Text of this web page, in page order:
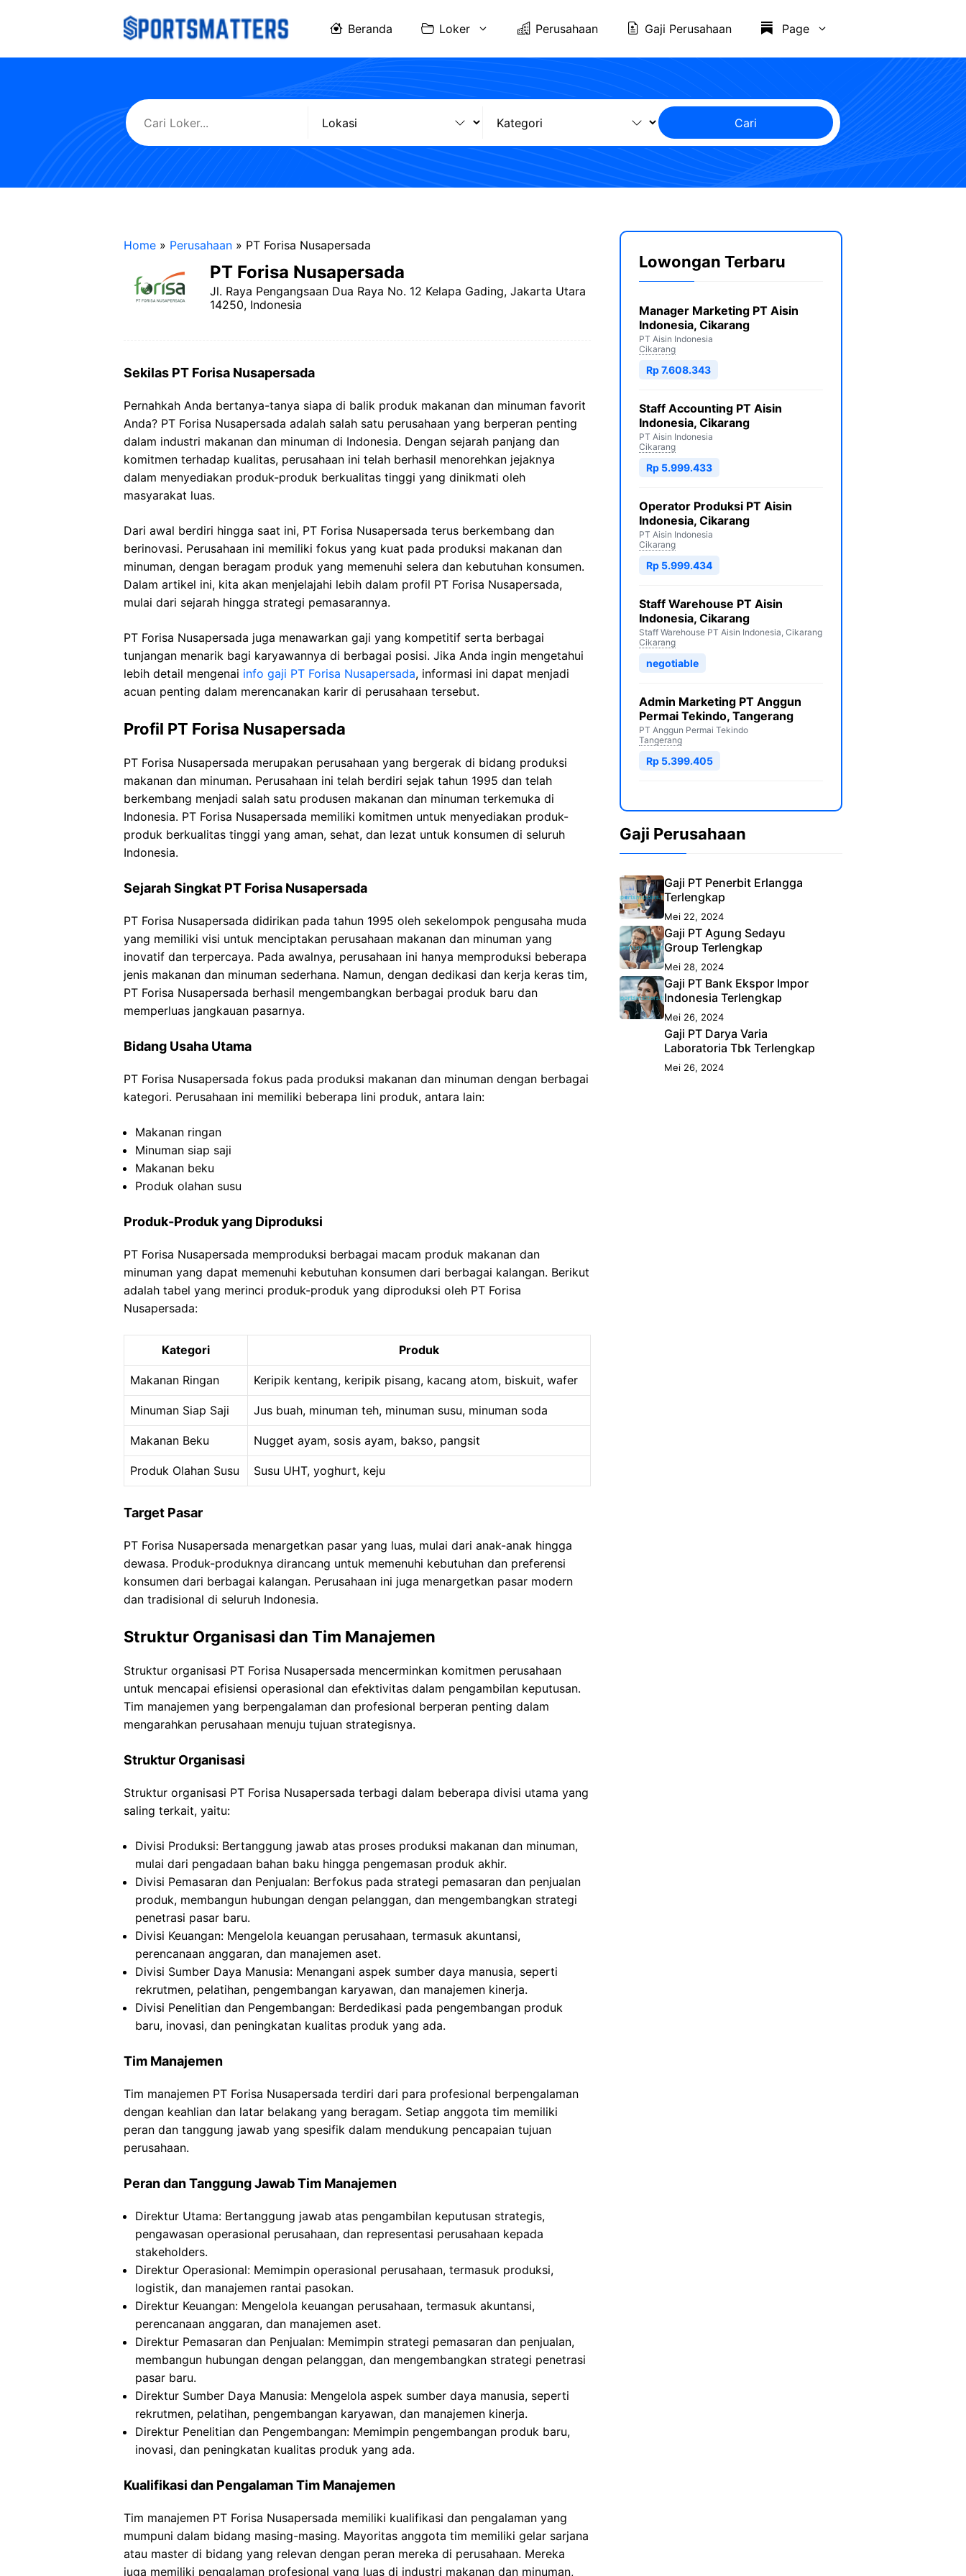
Beranda Loker Perusahaan Gaji Perusahaan Page
Cari
Home » Perusahaan » PT Forisa Nusapersada
PT Forisa Nusapersada
Jl. Raya Pengangsaan Dua Raya No. 12 Kelapa Gading, Jakarta Utara
14250, Indonesia
Sekilas PT Forisa Nusapersada
Pernahkah Anda bertanya-tanya siapa di balik produk makanan dan minuman favorit
Anda? PT Forisa Nusapersada adalah salah satu perusahaan yang berperan penting
dalam industri makanan dan minuman di Indonesia. Dengan sejarah panjang dan
komitmen terhadap kualitas, perusahaan ini telah berhasil menorehkan jejaknya
dalam menyediakan produk-produk berkualitas tinggi yang dinikmati oleh
masyarakat luas.
Dari awal berdiri hingga saat ini, PT Forisa Nusapersada terus berkembang dan
berinovasi. Perusahaan ini memiliki fokus yang kuat pada produksi makanan dan
minuman, dengan beragam produk yang memenuhi selera dan kebutuhan konsumen.
Dalam artikel ini, kita akan menjelajahi lebih dalam profil PT Forisa Nusapersada,
mulai dari sejarah hingga strategi pemasarannya.
PT Forisa Nusapersada juga menawarkan gaji yang kompetitif serta berbagai
tunjangan menarik bagi karyawannya di berbagai posisi. Jika Anda ingin mengetahui
lebih detail mengenai info gaji PT Forisa Nusapersada, informasi ini dapat menjadi
acuan penting dalam merencanakan karir di perusahaan tersebut.
Profil PT Forisa Nusapersada
PT Forisa Nusapersada merupakan perusahaan yang bergerak di bidang produksi
makanan dan minuman. Perusahaan ini telah berdiri sejak tahun 1995 dan telah
berkembang menjadi salah satu produsen makanan dan minuman terkemuka di
Indonesia. PT Forisa Nusapersada memiliki komitmen untuk menyediakan produk-
produk berkualitas tinggi yang aman, sehat, dan lezat untuk konsumen di seluruh
Indonesia.
Sejarah Singkat PT Forisa Nusapersada
PT Forisa Nusapersada didirikan pada tahun 1995 oleh sekelompok pengusaha muda
yang memiliki visi untuk menciptakan perusahaan makanan dan minuman yang
inovatif dan terpercaya. Pada awalnya, perusahaan ini hanya memproduksi beberapa
jenis makanan dan minuman sederhana. Namun, dengan dedikasi dan kerja keras tim,
PT Forisa Nusapersada berhasil mengembangkan berbagai produk baru dan
memperluas jangkauan pasarnya.
Bidang Usaha Utama
PT Forisa Nusapersada fokus pada produksi makanan dan minuman dengan berbagai
kategori. Perusahaan ini memiliki beberapa lini produk, antara lain:
Makanan ringan
Minuman siap saji
Makanan beku
Produk olahan susu
Produk-Produk yang Diproduksi
PT Forisa Nusapersada memproduksi berbagai macam produk makanan dan
minuman yang dapat memenuhi kebutuhan konsumen dari berbagai kalangan. Berikut
adalah tabel yang merinci produk-produk yang diproduksi oleh PT Forisa
Nusapersada:
Kategori Produk
Makanan Ringan Keripik kentang, keripik pisang, kacang atom, biskuit, wafer
Minuman Siap Saji Jus buah, minuman teh, minuman susu, minuman soda
Makanan Beku Nugget ayam, sosis ayam, bakso, pangsit
Produk Olahan Susu Susu UHT, yoghurt, keju
Target Pasar
PT Forisa Nusapersada menargetkan pasar yang luas, mulai dari anak-anak hingga
dewasa. Produk-produknya dirancang untuk memenuhi kebutuhan dan preferensi
konsumen dari berbagai kalangan. Perusahaan ini juga menargetkan pasar modern
dan tradisional di seluruh Indonesia.
Struktur Organisasi dan Tim Manajemen
Struktur organisasi PT Forisa Nusapersada mencerminkan komitmen perusahaan
untuk mencapai efisiensi operasional dan efektivitas dalam pengambilan keputusan.
Tim manajemen yang berpengalaman dan profesional berperan penting dalam
mengarahkan perusahaan menuju tujuan strategisnya.
Struktur Organisasi
Struktur organisasi PT Forisa Nusapersada terbagi dalam beberapa divisi utama yang
saling terkait, yaitu:
Divisi Produksi: Bertanggung jawab atas proses produksi makanan dan minuman,
mulai dari pengadaan bahan baku hingga pengemasan produk akhir.
Divisi Pemasaran dan Penjualan: Berfokus pada strategi pemasaran dan penjualan
produk, membangun hubungan dengan pelanggan, dan mengembangkan strategi
penetrasi pasar baru.
Divisi Keuangan: Mengelola keuangan perusahaan, termasuk akuntansi,
perencanaan anggaran, dan manajemen aset.
Divisi Sumber Daya Manusia: Menangani aspek sumber daya manusia, seperti
rekrutmen, pelatihan, pengembangan karyawan, dan manajemen kinerja.
Divisi Penelitian dan Pengembangan: Berdedikasi pada pengembangan produk
baru, inovasi, dan peningkatan kualitas produk yang ada.
Tim Manajemen
Tim manajemen PT Forisa Nusapersada terdiri dari para profesional berpengalaman
dengan keahlian dan latar belakang yang beragam. Setiap anggota tim memiliki
peran dan tanggung jawab yang spesifik dalam mendukung pencapaian tujuan
perusahaan.
Peran dan Tanggung Jawab Tim Manajemen
Direktur Utama: Bertanggung jawab atas pengambilan keputusan strategis,
pengawasan operasional perusahaan, dan representasi perusahaan kepada
stakeholders.
Direktur Operasional: Memimpin operasional perusahaan, termasuk produksi,
logistik, dan manajemen rantai pasokan.
Direktur Keuangan: Mengelola keuangan perusahaan, termasuk akuntansi,
perencanaan anggaran, dan manajemen aset.
Direktur Pemasaran dan Penjualan: Memimpin strategi pemasaran dan penjualan,
membangun hubungan dengan pelanggan, dan mengembangkan strategi penetrasi
pasar baru.
Direktur Sumber Daya Manusia: Mengelola aspek sumber daya manusia, seperti
rekrutmen, pelatihan, pengembangan karyawan, dan manajemen kinerja.
Direktur Penelitian dan Pengembangan: Memimpin pengembangan produk baru,
inovasi, dan peningkatan kualitas produk yang ada.
Kualifikasi dan Pengalaman Tim Manajemen
Tim manajemen PT Forisa Nusapersada memiliki kualifikasi dan pengalaman yang
mumpuni dalam bidang masing-masing. Mayoritas anggota tim memiliki gelar sarjana
atau master di bidang yang relevan dengan peran mereka di perusahaan. Mereka
juga memiliki pengalaman profesional yang luas di industri makanan dan minuman,
Lowongan Terbaru
Manager Marketing PT Aisin
Indonesia, Cikarang
PT Aisin Indonesia
Cikarang
Rp 7.608.343
Staff Accounting PT Aisin
Indonesia, Cikarang
PT Aisin Indonesia
Cikarang
Rp 5.999.433
Operator Produksi PT Aisin
Indonesia, Cikarang
PT Aisin Indonesia
Cikarang
Rp 5.999.434
Staff Warehouse PT Aisin
Indonesia, Cikarang
Staff Warehouse PT Aisin Indonesia, Cikarang
Cikarang
negotiable
Admin Marketing PT Anggun
Permai Tekindo, Tangerang
PT Anggun Permai Tekindo
Tangerang
Rp 5.399.405
Gaji Perusahaan
Gaji PT Penerbit Erlangga
Terlengkap
Mei 22, 2024
Gaji PT Agung Sedayu
Group Terlengkap
Mei 28, 2024
Gaji PT Bank Ekspor Impor
Indonesia Terlengkap
Mei 26, 2024
Gaji PT Darya Varia
Laboratoria Tbk Terlengkap
Mei 26, 2024